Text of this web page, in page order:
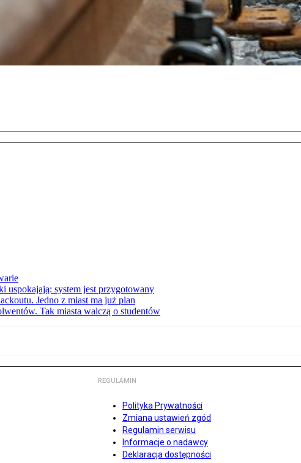
uspokajają: system jest przygotowany
Jedno z miast ma już plan
Tak miasta walczą o studentów
REGULAMIN
Polityka Prywatności
Zmiana ustawień zgód
Regulamin serwisu
Informacje o nadawcy
Deklaracja dostępności